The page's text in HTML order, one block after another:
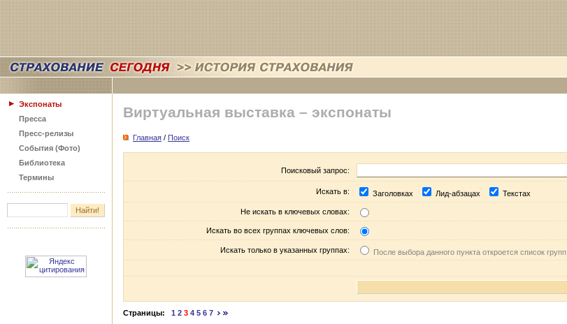
Экспонаты
Пресса
Пресс-релизы
События (Фото)
Библиотека
Термины
Виртуальная выставка – экспонаты
Главная / Поиск
Поисковый запрос:
Искать в: Заголовках Лид-абзацах Текстах
Не искать в ключевых словах:
Искать во всех группах ключевых слов:
Искать только в указанных группах: После выбора данного пункта откроется список групп
Страницы: 1 2 3 4 5 6 7